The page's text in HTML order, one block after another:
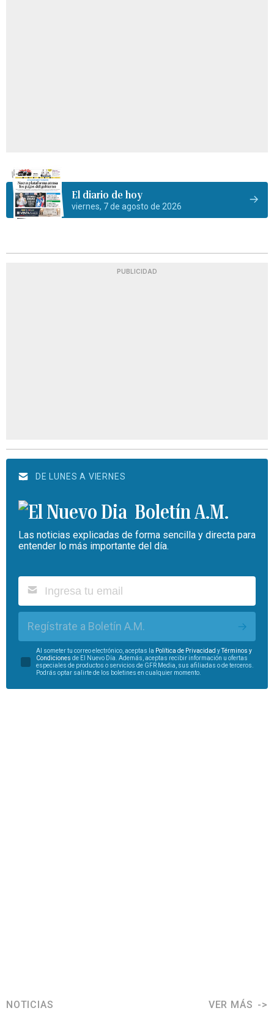
El diario de hoy
viernes, 7 de agosto de 2026
PUBLICIDAD
DE LUNES A VIERNES
Boletín A.M.
Las noticias explicadas de forma sencilla y directa para
entender lo más importante del día.
Regístrate a Boletín A.M.
Al someter tu correo electrónico, aceptas la Política de Privacidad y
Términos y
Condiciones de El Nuevo Día. Además, aceptas recibir información u ofertas
especiales de productos o servicios de GFR Media, sus afiliadas o de terceros.
Podrás optar salirte de los boletines en cualquier momento.
NOTICIAS VER MÁS